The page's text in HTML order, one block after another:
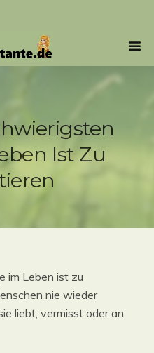
Ist Zu
im Leben ist zu
nie wieder
liebt, vermisst oder an